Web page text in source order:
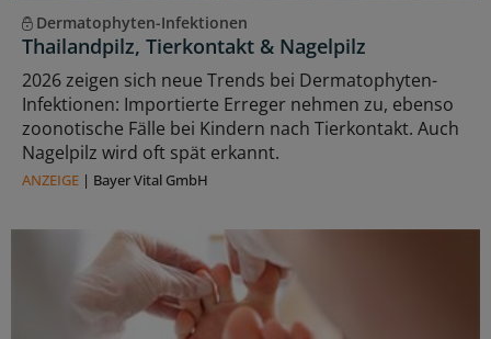
Dermatophyten-Infektionen
Thailandpilz, Tierkontakt & Nagelpilz
2026 zeigen sich neue Trends bei Dermatophyten-
Infektionen: Importierte Erreger nehmen zu, ebenso
zoonotische Fälle bei Kindern nach Tierkontakt. Auch
Nagelpilz wird oft spät erkannt.
ANZEIGE | Bayer Vital GmbH